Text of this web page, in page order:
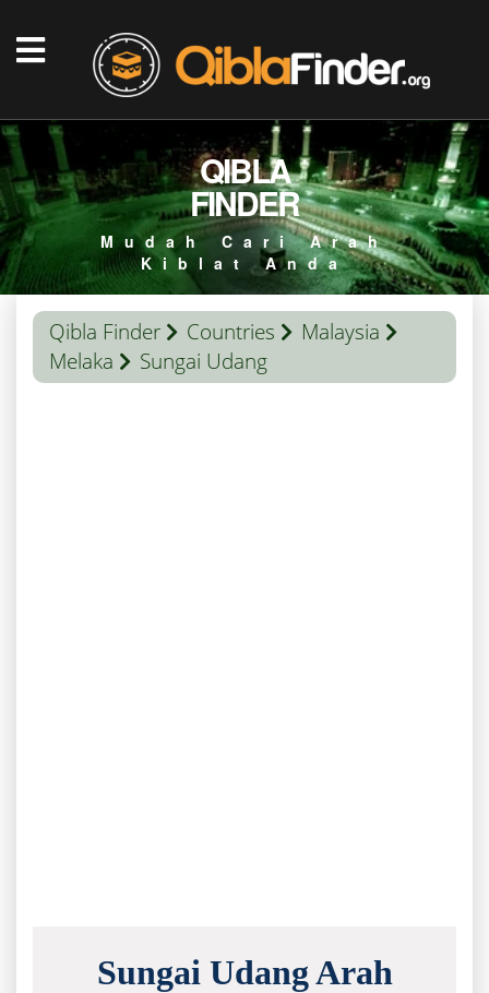
QIBLA
FINDER
Mudah Cari Arah
Kiblat Anda
Qibla Finder Countries
Malaysia
Melaka
Sungai Udang
Sungai Udang Arah